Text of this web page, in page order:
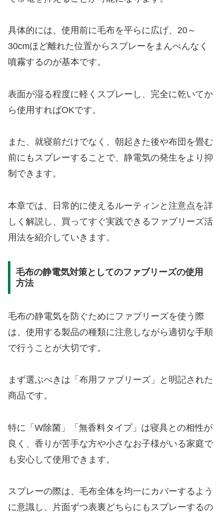
具体的には、使用前に毛布を平らに広げ、20～
30cmほど離れた位置からスプレーをまんべんなく
噴霧するのが基本です。
表面が湿る程度に軽くスプレーし、完全に乾いてか
ら使用すればOKです。
また、就寝前だけでなく、朝起きた後や布団を畳む
前にもスプレーすることで、静電気の発生をより抑
制できます。
本章では、日常的に使えるルーティンと注意点を詳
しく解説し、買ってすぐ実践できるファブリーズ活
用法を紹介していきます。
毛布の静電気対策としてのファブリーズの使用
方法
毛布の静電気を防ぐためにファブリーズを使う際
は、使用する製品の種類に注意しながら適切な手順
で行うことが大切です。
まず選ぶべきは「布用ファブリーズ」と明記された
商品です。
特に「W除菌」「無香料タイプ」は寝具との相性が
良く、香りが苦手な方や小さなお子様がいる家庭で
も安心して使用できます。
スプレーの際は、毛布全体を均一にカバーするよう
に意識し、片面ずつ表裏どちらにもスプレーするの